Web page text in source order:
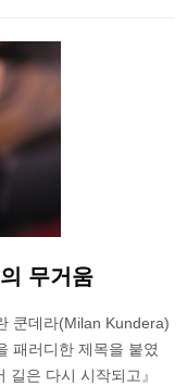
무거움
쿤데라(Milan Kundera)
패러디한 제목을 붙였
은 다시 시작되고』